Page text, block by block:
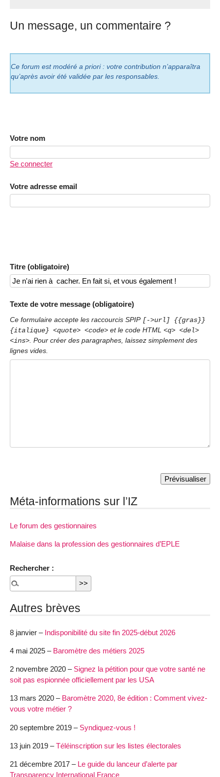
Un message, un commentaire ?
Ce forum est modéré a priori : votre contribution n’apparaîtra
qu’après avoir été validée par les responsables.
Votre nom
Se connecter
Votre adresse email
Titre (obligatoire)
Texte de votre message (obligatoire)
Ce formulaire accepte les raccourcis SPIP [->url] {{gras}}
{italique} <quote> <code> et le code HTML <q> <del>
<ins>. Pour créer des paragraphes, laissez simplement des
lignes vides.
Méta-informations sur l’IZ
Le forum des gestionnaires
Malaise dans la profession des gestionnaires d’EPLE
Rechercher :
Autres brèves
8 janvier – Indisponibilité du site fin 2025-début 2026
4 mai 2025 – Baromètre des métiers 2025
2 novembre 2020 – Signez la pétition pour que votre santé ne
soit pas espionnée officiellement par les USA
13 mars 2020 – Baromètre 2020, 8e édition : Comment vivez-
vous votre métier ?
20 septembre 2019 – Syndiquez-vous !
13 juin 2019 –Téléinscription sur les listes électorales
21 décembre 2017 – Le guide du lanceur d’alerte par
Transparency International France